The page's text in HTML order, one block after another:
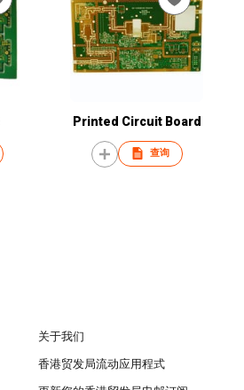
Printed Circuit Board
查询
关于我们
香港贸发局流动应用程式